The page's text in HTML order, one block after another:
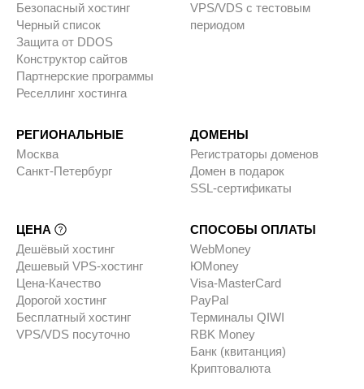
Безопасный хостинг
Черный список
Защита от DDOS
Конструктор сайтов
Партнерские программы
Реселлинг хостинга
VPS/VDS с тестовым
периодом
РЕГИОНАЛЬНЫЕ
Москва
Санкт-Петербург
ДОМЕНЫ
Регистраторы доменов
Домен в подарок
SSL-сертификаты
ЦЕНА
Дешёвый хостинг
Дешевый VPS-хостинг
Цена-Качество
Дорогой хостинг
Бесплатный хостинг
VPS/VDS посуточно
СПОСОБЫ ОПЛАТЫ
WebMoney
ЮMoney
Visa-MasterCard
PayPal
Терминалы QIWI
RBK Money
Банк (квитанция)
Криптовалюта